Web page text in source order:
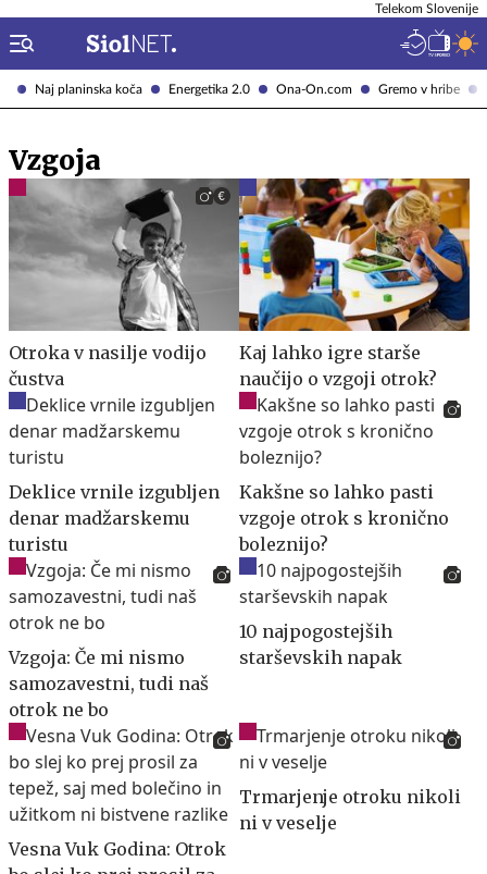
Naj planinska koča Energetika 2.0 Ona-On.com Gremo v hribe
Telekom Slovenije
Vzgoja
Otroka v nasilje vodijo
čustva
Kaj lahko igre starše
naučijo o vzgoji otrok?
Deklice vrnile izgubljen
denar madžarskemu
turistu
Kakšne so lahko pasti
vzgoje otrok s kronično
boleznijo?
Vzgoja: Če mi nismo
samozavestni, tudi naš
otrok ne bo
10 najpogostejših
starševskih napak
Vesna Vuk Godina: Otrok
Trmarjenje otroku nikoli
ni v veselje